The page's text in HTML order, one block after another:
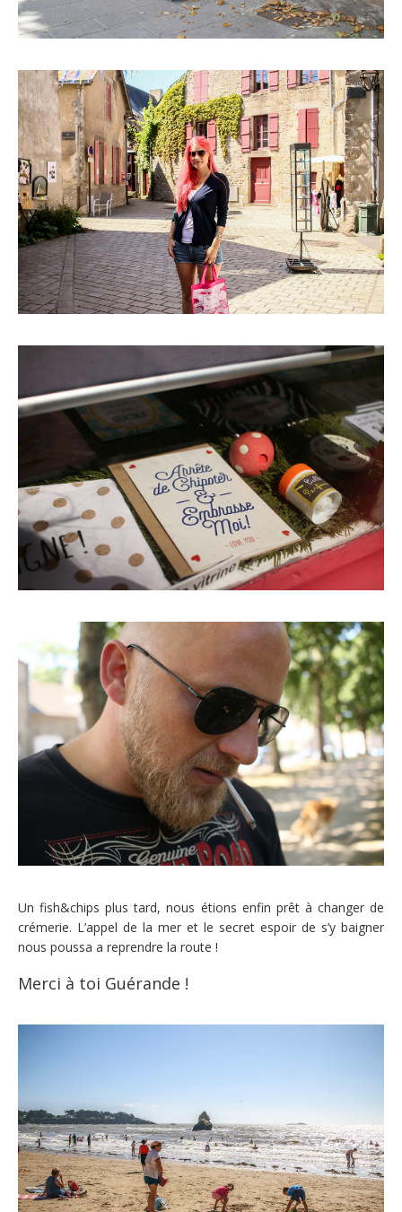
Un fish&chips plus tard, nous étions enfin prêt à changer de
crémerie. L’appel de la mer et le secret espoir de s’y baigner
nous poussa a reprendre la route !
Merci à toi Guérande !